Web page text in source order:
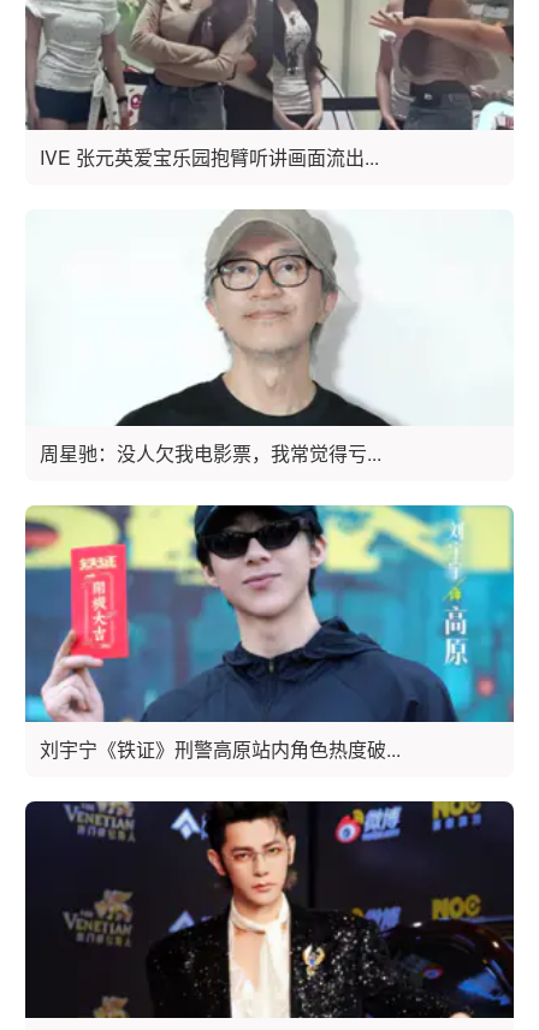
IVE 张元英爱宝乐园抱臂听讲画面流出...
周星驰：没人欠我电影票，我常觉得亏...
刘宇宁《铁证》刑警高原站内角色热度破...